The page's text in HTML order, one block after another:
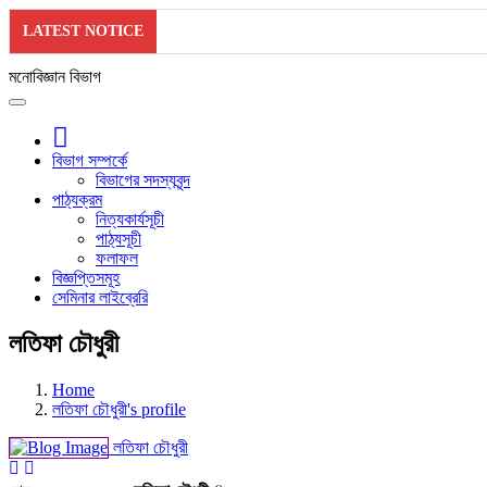
LATEST NOTICE
মনোবিজ্ঞান বিভাগ
বিভাগ সম্পর্কে
বিভাগের সদস্যবৃন্দ
পাঠ্যক্রম
নিত্যকার্যসূচী
পাঠ্যসূচী
ফলাফল
বিজ্ঞপ্তিসমূহ
সেমিনার লাইব্রেরি
লতিফা চৌধুরী
Home
লতিফা চৌধুরী's profile
লতিফা চৌধুরী